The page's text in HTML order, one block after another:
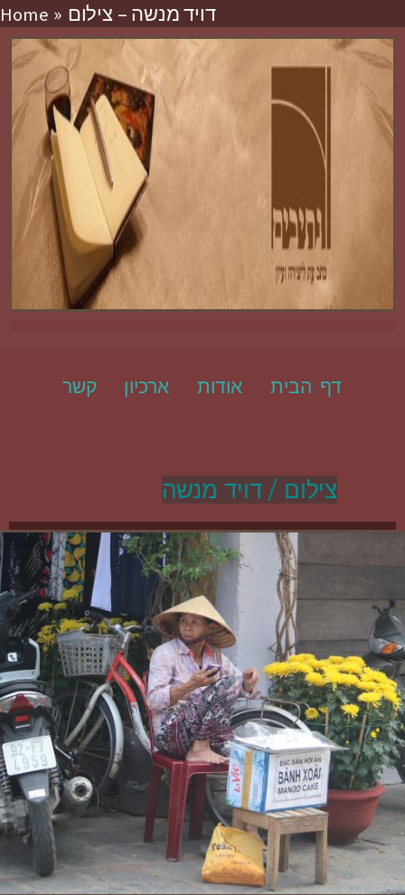
Home דויד מנשה – צילום
קשר ארכיון אודות דף הבית
צילום / דויד מנשה